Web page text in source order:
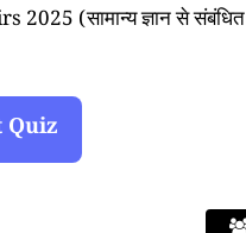
(सामान्य ज्ञान से संबंधित